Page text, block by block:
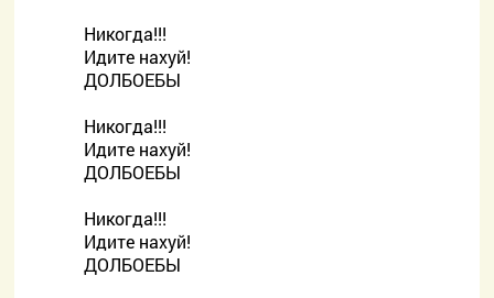
Никогда!!!
Идите нахуй!
ДОЛБОЕБЫ
Никогда!!!
Идите нахуй!
ДОЛБОЕБЫ
Никогда!!!
Идите нахуй!
ДОЛБОЕБЫ